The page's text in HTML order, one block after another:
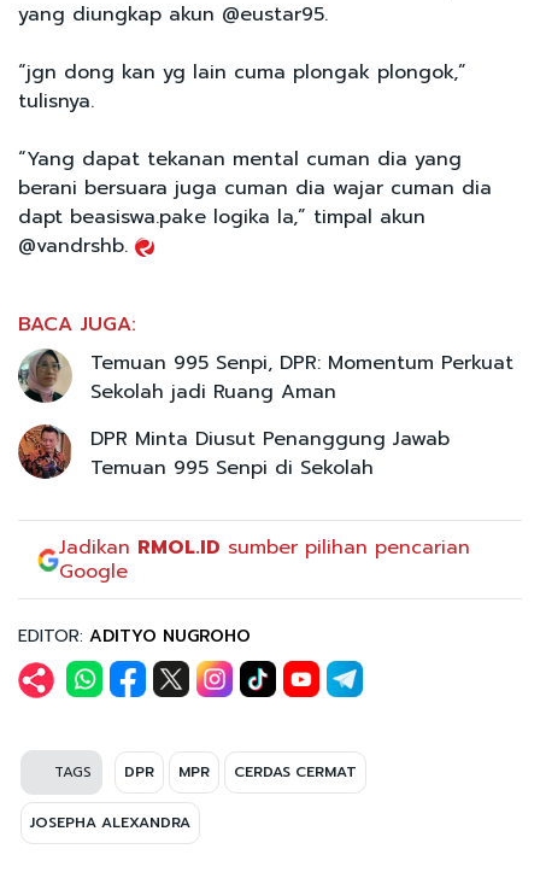
yang diungkap akun @eustar95.
“jgn dong kan yg lain cuma plongak plongok,”
tulisnya.
“Yang dapat tekanan mental cuman dia yang
berani bersuara juga cuman dia wajar cuman dia
dapt beasiswa.pake logika la,” timpal akun
@vandrshb.
BACA JUGA:
Temuan 995 Senpi, DPR: Momentum Perkuat
Sekolah jadi Ruang Aman
DPR Minta Diusut Penanggung Jawab
Temuan 995 Senpi di Sekolah
Jadikan RMOL.ID sumber pilihan pencarian
Google
EDITOR: ADITYO NUGROHO
TAGS DPR MPR CERDAS CERMAT
JOSEPHA ALEXANDRA